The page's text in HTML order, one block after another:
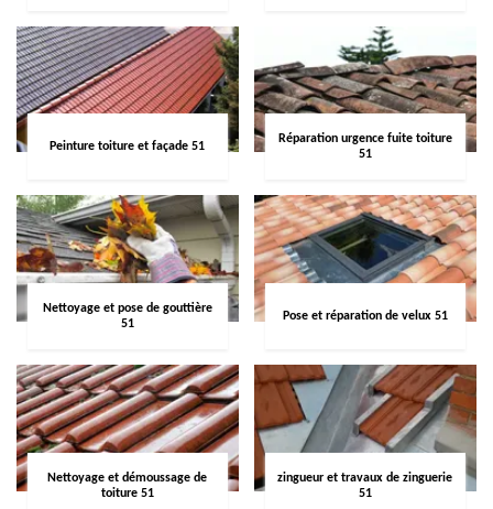
Peinture toiture et façade 51
Réparation urgence fuite toiture
51
Nettoyage et pose de gouttière
51
Pose et réparation de velux 51
Nettoyage et démoussage de
toiture 51
zingueur et travaux de zinguerie
51